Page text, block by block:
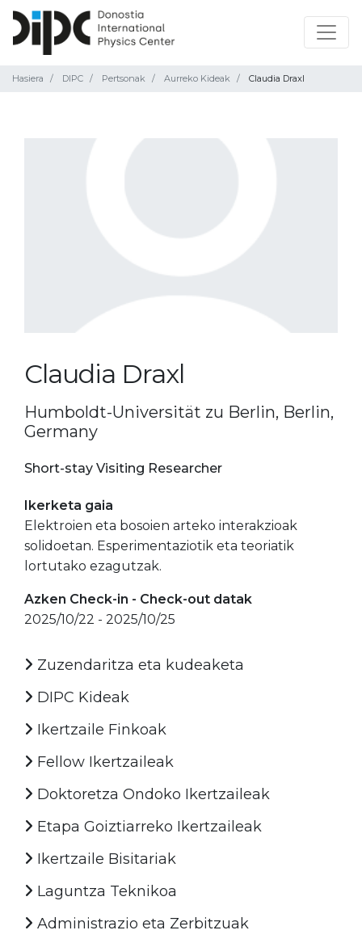
Hasiera DIPC Pertsonak Aurreko Kideak Claudia Draxl
Claudia Draxl
Humboldt-Universität zu Berlin, Berlin,
Germany
Short-stay Visiting Researcher
Ikerketa gaia
Elektroien eta bosoien arteko interakzioak
solidoetan. Esperimentaziotik eta teoriatik
lortutako ezagutzak.
Azken Check-in - Check-out datak
2025/10/22 - 2025/10/25
Zuzendaritza eta kudeaketa
DIPC Kideak
Ikertzaile Finkoak
Fellow Ikertzaileak
Doktoretza Ondoko Ikertzaileak
Etapa Goiztiarreko Ikertzaileak
Ikertzaile Bisitariak
Laguntza Teknikoa
Administrazio eta Zerbitzuak